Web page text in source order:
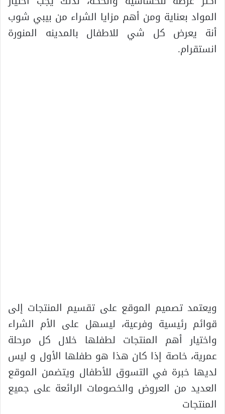
المواد بعناية ومن أهم مزايا الشراء من بيبي شوب
أنة يعرض كل شي للاطفال بالمدينه المنورة
انستقرام.
ويعتمد تصميم الموقع على تقسيم المنتجات إلى
قوائم رئيسية وفرعية، ليسهل على الأم الشراء
واختيار أهم المنتجات لطفلها خلال كل مرحلة
عمرية، خاصة إذا كان هذا هو طفلها الأول و ليس
لديها خبرة في التسوق للأطفال ويتضمن الموقع
العديد من العروض والخصومات الرائعة على جميع
المنتجات